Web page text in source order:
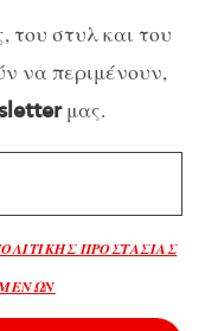
του στυλ και του
να περιμένουν,
μας.
ΠΡΟΣΤΑΣΙΑΣ